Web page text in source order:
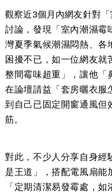
觀察近3個月內網友針對
討論，發現「室內潮濕霉
灣夏季氣候潮濕悶熱、各
困擾不已，如一位網友就
整間霉味超重」，讓他「
在論壇請益「套房曬衣服
到自己已固定開窗通風但
筋。
對此，不少人分享自身經
是王道」，搭配電風扇能
「定期清潔易發霉處，